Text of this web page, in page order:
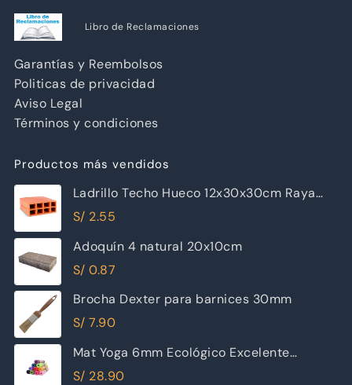
Libro de Reclamaciones
Garantías y Reembolsos
Politicas de privacidad
Aviso Legal
Términos y condiciones
Productos más vendidos
Ladrillo Techo Hueco 12x30x30cm Raya
Piramide
S/ 2.55
Adoquín 4 natural 20x10cm
S/ 0.87
Brocha Dexter para barnices 30mm
S/ 7.90
Mat Yoga 6mm Ecológico Excelente
Calidad
S/ 28.90